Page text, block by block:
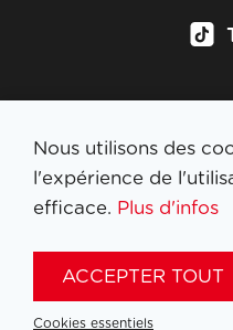
S'inscrire
Nous utilisons des
l'expérience de
efficace. Plus d'infos
ACCEPTER TOUT
Cookies essentiels